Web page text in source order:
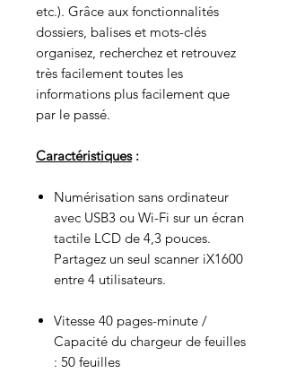
etc.). Grâce aux fonctionnalités
dossiers, balises et mots-clés
organisez, recherchez et retrouvez
très facilement toutes les
informations plus facilement que
par le passé.
Caractéristiques:
Numérisation sans ordinateur
avec USB3 ou Wi-Fi sur un écran
tactile LCD de 4,3 pouces.
Partagez un seul scanner iX1600
entre 4 utilisateurs.
Vitesse 40 pages-minute /
Capacité du chargeur de feuilles
: 50 feuilles